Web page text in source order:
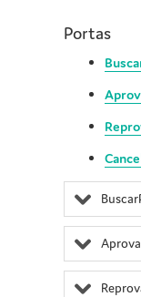
Portas